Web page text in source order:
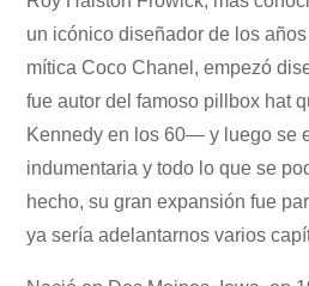
un icónico diseñador de los
mítica Coco Chanel, empezó
fue autor del famoso pillbox hat
Kennedy en los 60— y luego se
indumentaria y todo lo que se
hecho, su gran expansión fue
ya sería adelantarnos varios